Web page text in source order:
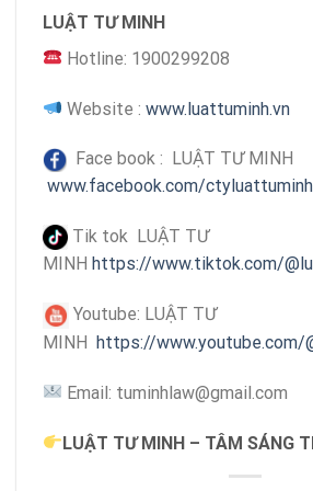
LUẬT TƯ MINH
Hotline: 1900299208
Website :www.luattuminh.vn
Face book : LUẬT TƯ MINH
www.facebook.com/ctyluattuminh
Tik tok LUẬT TƯ
MINH https://www.tiktok.com/
Youtube: LUẬT TƯ
MINH https://www.youtube.com/
Email: tuminhlaw@gmail.com
LUẬT TƯ MINH – TÂM SÁNG